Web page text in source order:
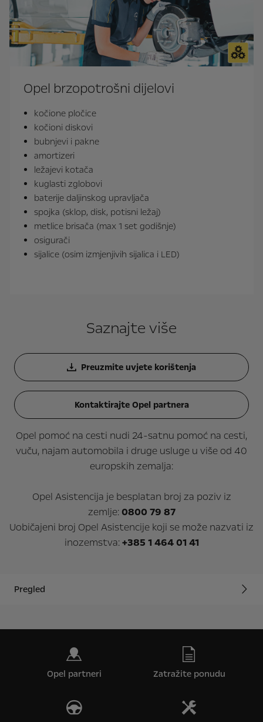
Opel brzopotrošni dijelovi
kočione pločice
kočioni diskovi
bubnjevi i pakne
amortizeri
ležajevi kotača
kuglasti zglobovi
baterije daljinskog upravljača
spojka (sklop, disk, potisni ležaj)
metlice brisača (max 1 set godišnje)
osigurači
sijalice (osim izmjenjivih sijalica i LED)
Saznajte više
Preuzmite uvjete korištenja
Kontaktirajte Opel partnera
Opel pomoć na cesti nudi 24-satnu pomoć na cesti,
vuču, najam automobila i druge usluge u više od 40
europskih zemalja:
Opel Asistencija je besplatan broj za poziv iz
zemlje:0800 79 87
Uobičajeni broj Opel Asistencije koji se može nazvati iz
inozemstva:+385 1 464 01 41
Pregled
Opel partneri Zatražite ponudu